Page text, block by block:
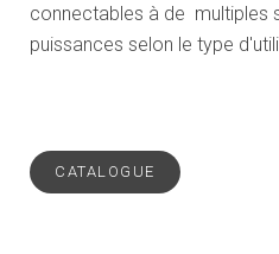
connectables à de multiples
puissances selon le type
CATALOGUE